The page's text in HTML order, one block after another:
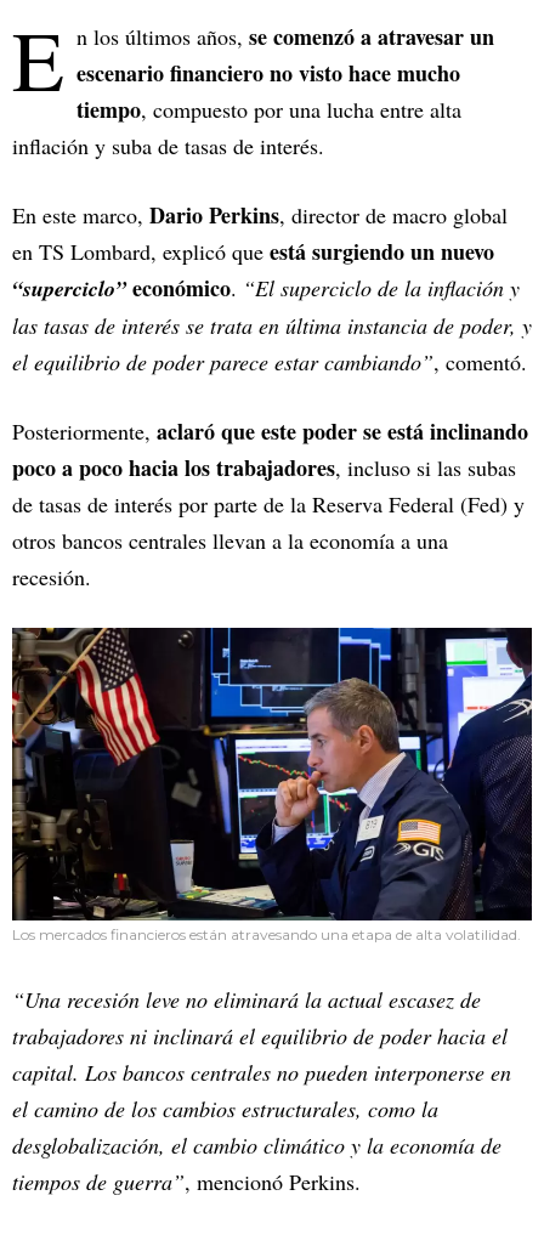
E n los últimos años, se comenzó a atravesar un
escenario financiero no visto hace mucho
tiempo, compuesto por una lucha entre alta
inflación y suba de tasas de interés.
En este marco, Dario Perkins, director de macro global
en TS Lombard, explicó que está surgiendo un nuevo
“superciclo”económico. “El superciclo de la inflación y
las tasas de interés se trata en última instancia de poder, y
el equilibrio de poder parece estar cambiando”, comentó.
Posteriormente, aclaró que este poder se está inclinando
poco a poco hacia los trabajadores, incluso si las subas
de tasas de interés por parte de la Reserva Federal (Fed) y
otros bancos centrales llevan a la economía a una
recesión.
Los mercados financieros están atravesando una etapa de alta volatilidad.
“Una recesión leve no eliminará la actual escasez de
trabajadores ni inclinará el equilibrio de poder hacia el
capital. Los bancos centrales no pueden interponerse en
el camino de los cambios estructurales, como la
desglobalización, el cambio climático y la economía de
tiempos de guerra”, mencionó Perkins.